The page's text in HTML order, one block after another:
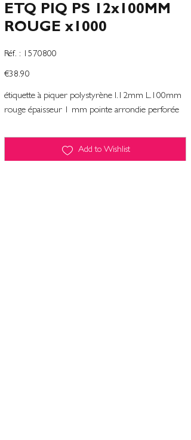
ETQ PIQ PS 12x100MM
ROUGE x1000
Réf. :
SKU
1570800
1570800
Price
€38.90
étiquette à piquer polystyrène l.12mm L.100mm
rouge épaisseur 1 mm pointe arrondie perforée
Add to Wishlist